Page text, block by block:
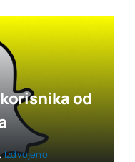
od
,Izdvojeno